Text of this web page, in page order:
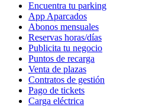
Encuentra tu parking
App Aparcados
Abonos mensuales
Reservas horas/días
Publicita tu negocio
Puntos de recarga
Venta de plazas
Contratos de gestión
Pago de tickets
Carga eléctrica